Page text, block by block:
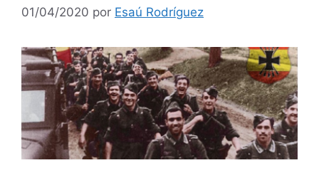
01/04/2020 por Esaú Rodríguez